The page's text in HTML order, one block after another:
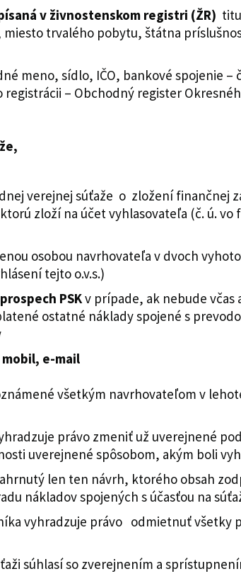
v živnostenskom registri (ŽR)
trvalého pobytu, štátna
meno, sídlo, IČO, bankové spojenie
registrácii – Obchodný register
verejnej súťaže o zložení finančnej
zloží na účet vyhlasovateľa (č. ú. vo
osobou navrhovateľa v dvoch
tejto o.v.s.)
PSKv prípade, ak nebude včas
ostatné náklady spojené s
e-mail
všetkým navrhovateľom v
právo zmeniť už uverejnené
uverejnené spôsobom, akým boli
len ten návrh, ktorého obsah
nákladov spojených s účasťou na
vyhradzuje právo odmietnuť všetky
súhlasí so zverejnením a